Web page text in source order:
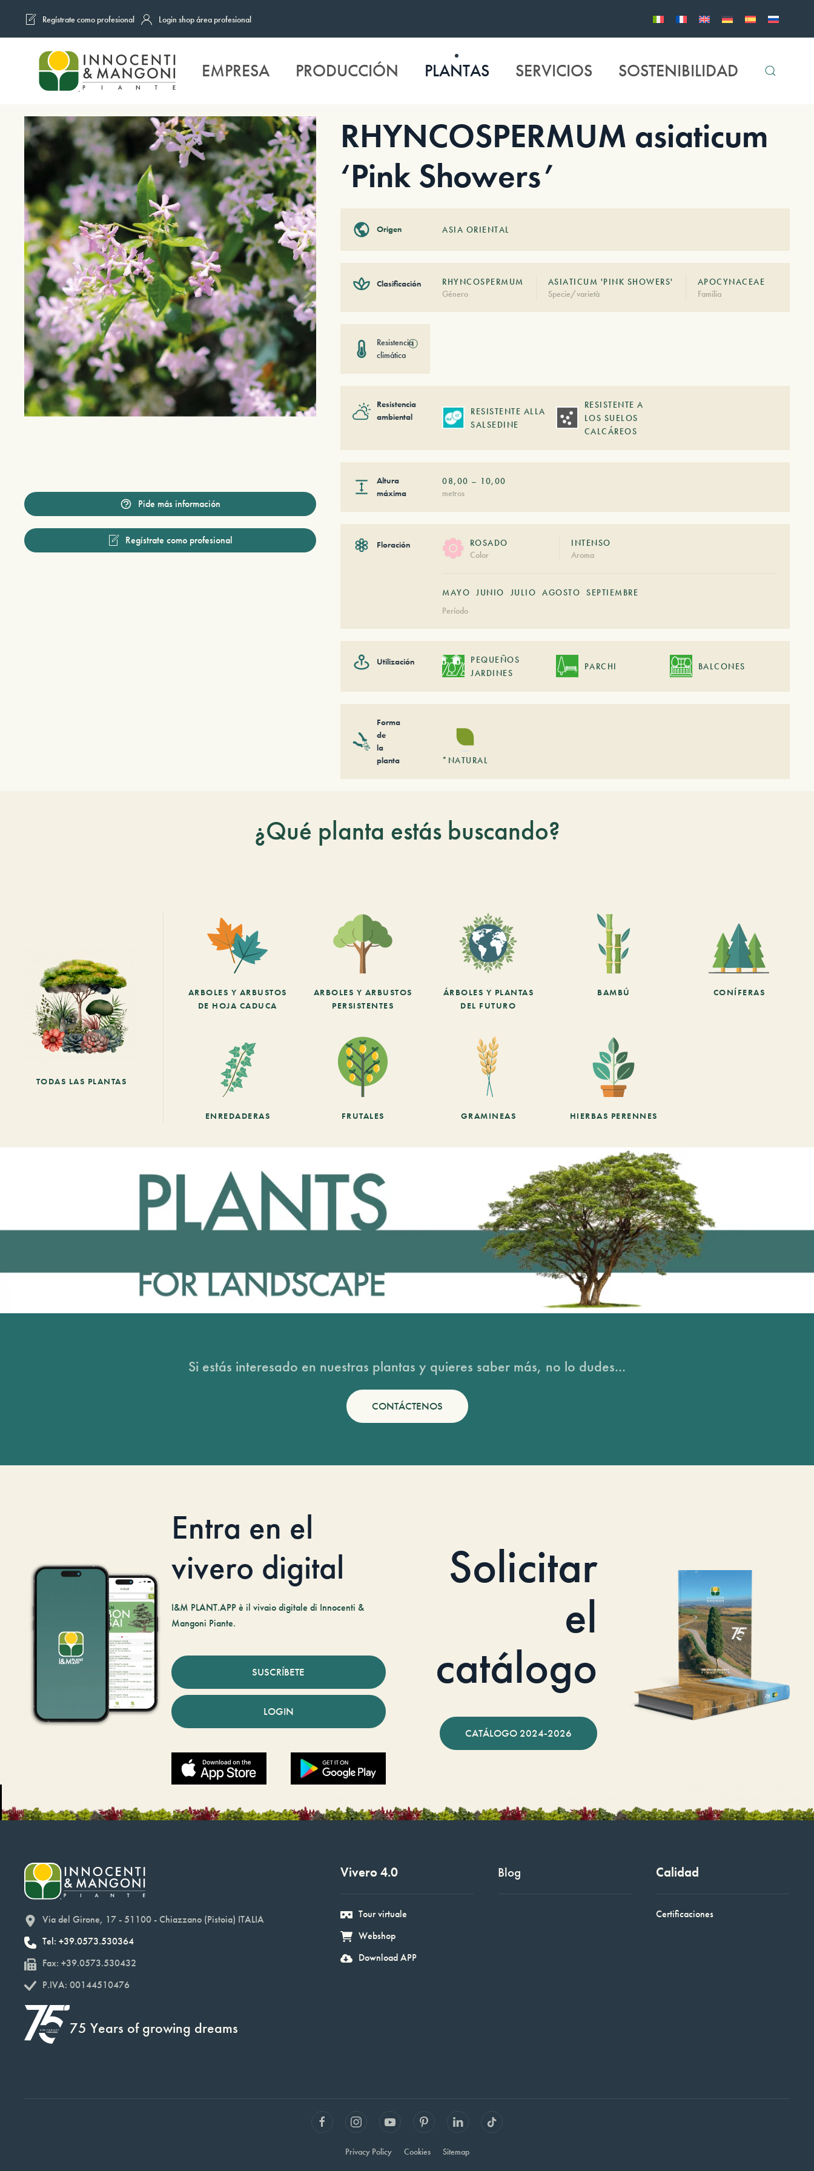
Skip to main content
Regístrate como profesional Login shop área profesional
EMPRESA PRODUCCIÓN PLANTAS SERVICIOS SOSTENIBILIDAD
Pide más información
Regístrate como profesional
RHYNCOSPERMUM asiaticum
‘Pink Showers’
Origen ASIA ORIENTAL
Clasificación
RHYNCOSPERMUM
Género
ASIATICUM 'PINK SHOWERS'
Specie/varietà
APOCYNACEAE
Familia
Resistencia
climática
ⓘ
Resistencia
ambiental
RESISTENTE ALLA
SALSEDINE
RESISTENTE A
LOS SUELOS
CALCÁREOS
Altura
máxima
08,00 – 10,00
metros
Floración
ROSADO
Color
INTENSO
Aroma
MAYO JUNIO JULIO AGOSTO
SEPTIEMBRE
Período
Utilización
PEQUEÑOS
JARDINES
PARCHI BALCONES
Forma
de
la
planta
*NATURAL
¿Qué planta estás buscando?
TODAS LAS PLANTAS
ARBOLES Y ARBUSTOS
DE HOJA CADUCA
ARBOLES Y ARBUSTOS
PERSISTENTES
ÁRBOLES Y PLANTAS
DEL FUTURO
BAMBÚ CONÍFERAS
ENREDADERAS FRUTALES GRAMINEAS HIERBAS PERENNES
Si estás interesado en nuestras plantas y quieres saber más, no lo dudes...
CONTÁCTENOS
Entra en el
vivero digital
I&M PLANT.APP è il vivaio digitale di Innocenti &
Mangoni Piante.
SUSCRÍBETE
LOGIN
Solicitar
el
catálogo
CATÁLOGO 2024-2026
Via del Girone, 17 - 51100 - Chiazzano (Pistoia) ITALIA
Tel: +39.0573.530364
Fax: +39.0573.530432
P.IVA: 00144510476
75 Years of growing dreams
Vivero 4.0
Tour virtuale
Webshop
Download APP
Blog Calidad
Certificaciones
Privacy Policy Cookies Sitemap